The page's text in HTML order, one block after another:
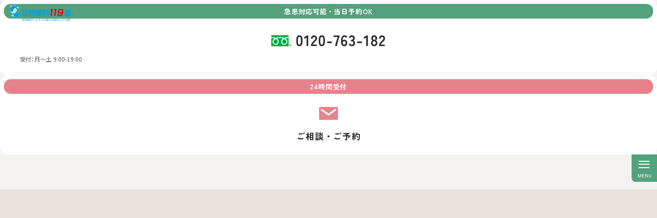
急患対応可能・当日予約OK
受付：月～土 9:00-19:00
24時間受付
ご相談・ご予約